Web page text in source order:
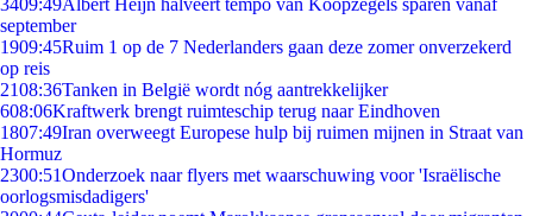
3409:49Albert Heijn halveert tempo van Koopzegels sparen vanaf
september
1909:45Ruim 1 op de 7 Nederlanders gaan deze zomer onverzekerd
op reis
2108:36Tanken in België wordt nóg aantrekkelijker
608:06Kraftwerk brengt ruimteschip terug naar Eindhoven
1807:49Iran overweegt Europese hulp bij ruimen mijnen in Straat van
Hormuz
2300:51Onderzoek naar flyers met waarschuwing voor 'Israëlische
oorlogsmisdadigers'